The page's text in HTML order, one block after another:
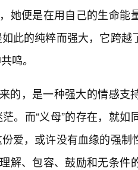
她便是在用自己的生命
此的纯粹而强大，它跨越
鸣。
的，是一种强大的情感
。而“义母”的存在，就
爱，或许没有血缘的强制
解、包容、鼓励和无条